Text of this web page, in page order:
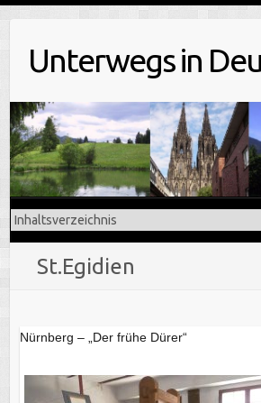
Unterwegs in
St.Egidien
Nürnberg – „Der frühe Dürer“